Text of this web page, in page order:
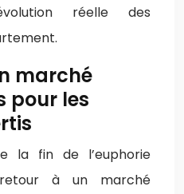
réelle des
marché
pour les
la fin de l’euphorie
à un marché